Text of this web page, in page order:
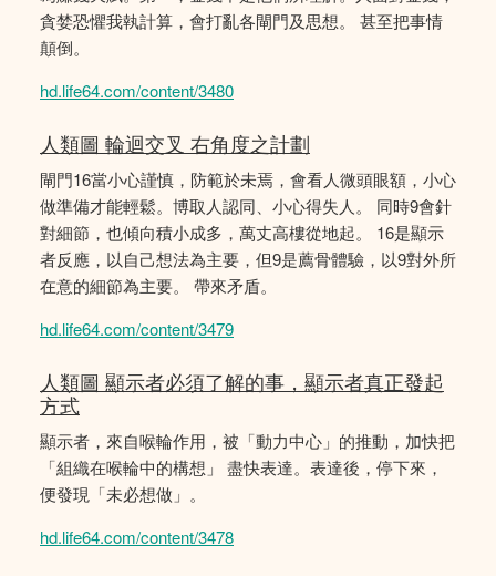
貪婪恐懼我執計算，會打亂各閘門及思想。 甚至把事情
顛倒。
hd.life64.com/content/3480
人類圖 輪迴交叉 右角度之計劃
閘門16當小心謹慎，防範於未焉，會看人微頭眼額，小心
做準備才能輕鬆。博取人認同、小心得失人。 同時9會針
對細節，也傾向積小成多，萬丈高樓從地起。 16是顯示
者反應，以自己想法為主要，但9是薦骨體驗，以9對外所
在意的細節為主要。 帶來矛盾。
hd.life64.com/content/3479
人類圖 顯示者必須了解的事，顯示者真正發起
方式
顯示者，來自喉輪作用，被「動力中心」的推動，加快把
「組織在喉輪中的構想」 盡快表達。表達後，停下來，
便發現「未必想做」。
hd.life64.com/content/3478